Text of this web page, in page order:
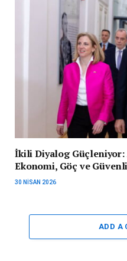
İkili Diyalog Güçleniyor:
Ekonomi, Göç ve
30 NISAN 2026
ADD A